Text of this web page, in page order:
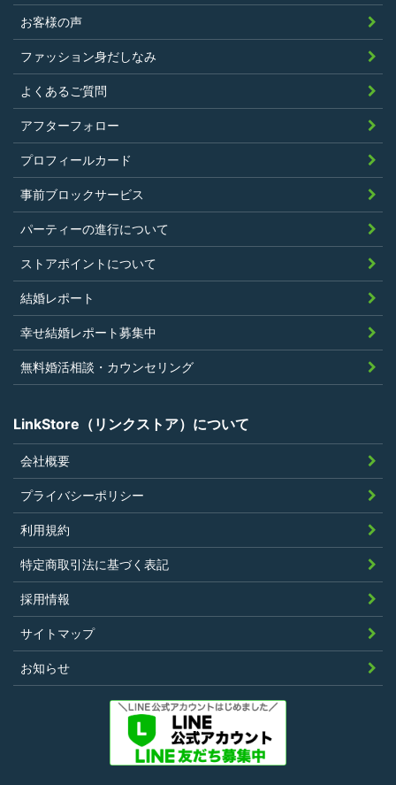
正行為、ストーカー行為、クレジットカ
ードの不正利用その他問題のある行為を
したことがないこと
暴力団等の反社会的勢力の関係者でな
く、また、法令違反あるいは公序良俗違
反行為等反社会的活動を行ったことがな
いこと
当社の独自の裁量によりLinkStoreの運営
上問題があると判断されたことがないこ
と
過去に会員登録を抹消されたり、利用停
止処分を受けたことがないこと
当社の提供するサービスと同一または類
似のサービスを提供することを業とする
法人または個人若しくはそれらの従業者
でないこと
利用者は、本規約に違反することなく、
LinkStoreを利用することにより、当社が定
める基準に従ったポイントの付与を受けるこ
とができます。
その他、キャンペーンなど当社の判断により
随時ポイントの付与をすることがあります。
第5条（ポイント利用）
お客様の声
ファッション身だしなみ
よくあるご質問
アフターフォロー
プロフィールカード
事前ブロックサービス
パーティーの進行について
ストアポイントについて
結婚レポート
幸せ結婚レポート募集中
無料婚活相談・カウンセリング
LinkStore（リンクストア）について
会社概要
プライバシーポリシー
利用規約
特定商取引法に基づく表記
採用情報
サイトマップ
お知らせ